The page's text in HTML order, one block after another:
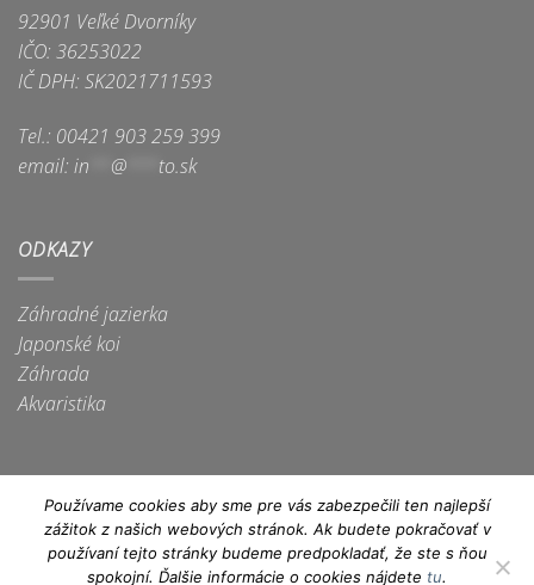
92901 Veľké Dvorníky
IČO: 36253022
IČ DPH: SK2021711593
Tel.: 00421 903 259 399
email: in @ to.sk
ODKAZY
Záhradné jazierka
Japonské koi
Záhrada
Akvaristika
Apple
Pay
Dinners
Club
Discover Google
Pay
Maestro MasterCard
Používame cookies aby sme pre vás zabezpečili ten najlepší
zážitok z našich webových stránok. Ak budete pokračovať v
používaní tejto stránky budeme predpokladať, že ste s ňou
spokojní. Ďalšie informácie o cookies nájdete tu.